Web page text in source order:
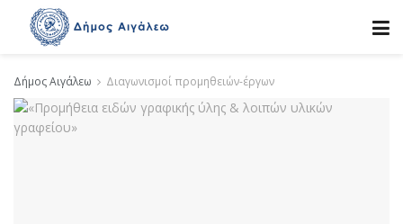
Δήμος Αιγάλεω Διαγωνισμοί προμηθειών-έργων